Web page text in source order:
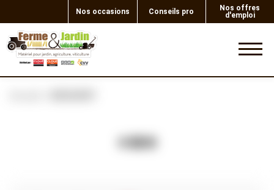
Nos occasions Conseils pro
Nos offres
d'emploi